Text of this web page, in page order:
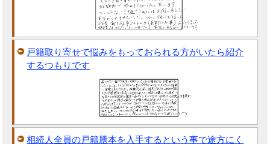
戸籍取り寄せで悩みをもっておられる方がいたら紹介
するつもりです
相続人全員の戸籍謄本を入手するという事で途方にく